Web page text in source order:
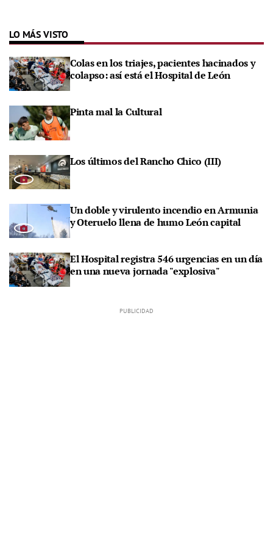
LO MÁS VISTO
Colas en los triajes, pacientes hacinados y
colapso: así está el Hospital de León
Pinta mal la Cultural
Los últimos del Rancho Chico (III)
Un doble y virulento incendio en Armunia
y Oteruelo llena de humo León capital
El Hospital registra 546 urgencias en un día
en una nueva jornada "explosiva"